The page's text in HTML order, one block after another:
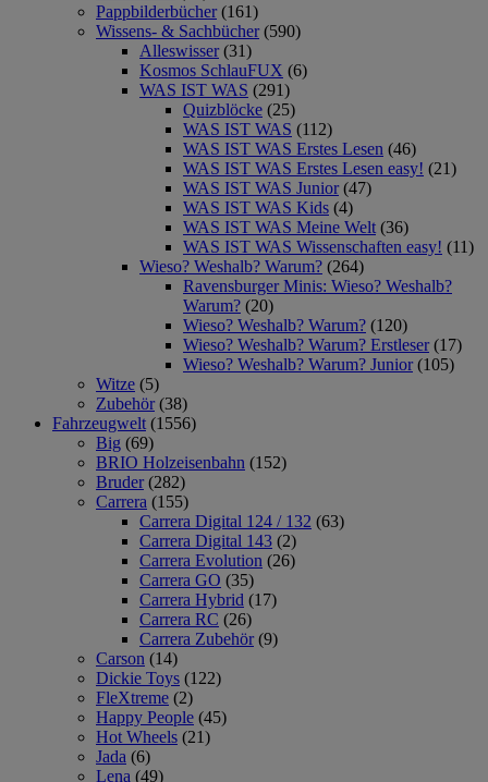
Pappbilderbücher (161)
Wissens- & Sachbücher (590)
Alleswisser (31)
Kosmos SchlauFUX (6)
WAS IST WAS (291)
Quizblöcke (25)
WAS IST WAS (112)
WAS IST WAS Erstes Lesen (46)
WAS IST WAS Erstes Lesen easy! (21)
WAS IST WAS Junior (47)
WAS IST WAS Kids (4)
WAS IST WAS Meine Welt (36)
WAS IST WAS Wissenschaften easy! (11)
Wieso? Weshalb? Warum? (264)
Ravensburger Minis: Wieso? Weshalb?
Warum? (20)
Wieso? Weshalb? Warum? (120)
Wieso? Weshalb? Warum? Erstleser (17)
Wieso? Weshalb? Warum? Junior (105)
Witze (5)
Zubehör (38)
Fahrzeugwelt (1556)
Big (69)
BRIO Holzeisenbahn (152)
Bruder (282)
Carrera (155)
Carrera Digital 124 / 132 (63)
Carrera Digital 143 (2)
Carrera Evolution (26)
Carrera GO (35)
Carrera Hybrid (17)
Carrera RC (26)
Carrera Zubehör (9)
Carson (14)
Dickie Toys (122)
FleXtreme (2)
Happy People (45)
Hot Wheels (21)
Jada (6)
Lena (49)